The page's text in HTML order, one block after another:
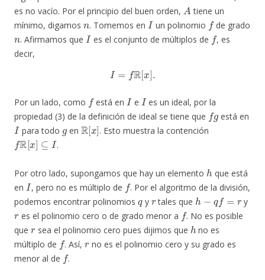
es no vacío. Por el principio del buen orden,
A
tiene un
mínimo, digamos
n
. Tomemos en
I
un polinomio
f
de grado
n
. Afirmamos que
I
es el conjunto de múltiplos de
f
, es
decir,
I= R[x].
Por un lado, como está en e
es un ideal, por la
propiedad (3) de la definición de ideal se tiene que
fg
está en
I
para todo
g
en
R [x]
. Esto muestra la contención
f R[x]⊆I
.
Por otro lado, supongamos que hay un elemento
que está
en
, pero no es múltiplo de
f
. Por el algoritmo de la división,
podemos encontrar polinomios
q
y
r
tales que
h−qf =r
y
r
es el polinomio cero o de grado menor a
f
. No es posible
que
r
sea el polinomio cero pues dijimos que
h
no es
múltiplo de
f
. Así,
r
no es el polinomio cero y su grado es
menor al de
f
.